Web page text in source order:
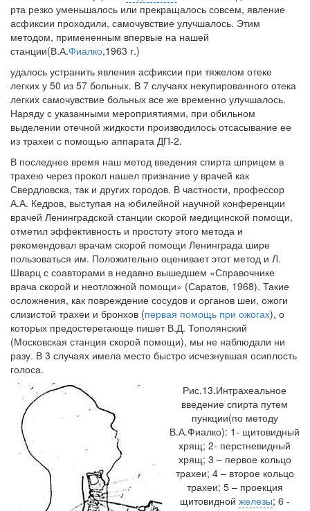
рта резко уменьшалось или прекращалось совсем, явление
асфиксии проходили, самочувствие улучшалось. Этим
методом, примененным впервые на нашей
станции(В.А.Фиалко,1963 г.)
удалось устранить явления асфиксии при тяжелом отеке
легких у 50 из 57 больных. В 7 случаях некупированного отека
легких самочувствие больных все же временно улучшалось.
Наряду с указанными мероприятиями, при обильном
выделении отечной жидкости производилось отсасывание ее
из трахеи с помощью аппарата ДП-2.
В последнее время наш метод введения спирта шприцем в
трахею через прокол нашел признание у врачей как
Свердловска, так и других городов. В частности, профессор
А.А. Кедров, выступая на юбилейной научной конференции
врачей Ленинградской станции скорой медицинской помощи,
отметил эффективность и простоту этого метода и
рекомендовал врачам скорой помощи Ленинграда шире
пользоваться им. Положительно оценивает этот метод и Л.
Шварц с соавторами в недавно вышедшем «Справочнике
врача скорой и неотложной помощи» (Саратов, 1968). Такие
осложнения, как повреждение сосудов и органов шеи, ожоги
слизистой трахеи и бронхов (первая помощь при ожогах), о
которых предостерегающе пишет В.Д. Тополянский
(Московская станция скорой помощи), мы не наблюдали ни
разу. В 3 случаях имела место быстро исчезнувшая осиплость
голоса.
Рис.13.Интрахеальное
введение спирта путем
пункции(по методу
В.А.Фиалко): 1- щитовидный
хрящ; 2- перстневидный
хрящ; 3 – первое кольцо
трахеи; 4 – второе кольцо
трахеи; 5 – проекция
щитовидной железы; 6 -